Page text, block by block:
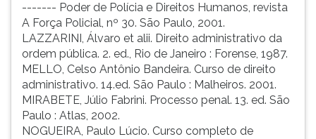
------- Poder de Polícia e Direitos Humanos, revista
A Força Policial, nº 30. São Paulo, 2001.
LAZZARINI, Álvaro et alii. Direito administrativo da
ordem pública. 2. ed., Rio de Janeiro : Forense, 1987.
MELLO, Celso Antônio Bandeira. Curso de direito
administrativo. 14.ed. São Paulo : Malheiros. 2001.
MIRABETE, Júlio Fabrini. Processo penal. 13. ed. São
Paulo : Atlas, 2002.
NOGUEIRA, Paulo Lúcio. Curso completo de